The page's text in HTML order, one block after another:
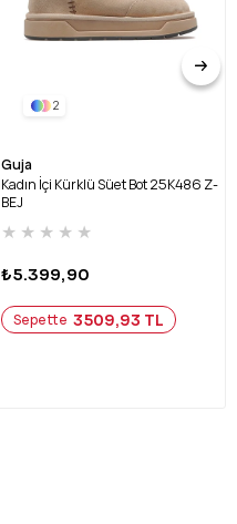
2
Guja
Kadın İçi Kürklü Süet Bot 25K486 Z-
BEJ
★ ★ ★ ★ ★
₺5.399,90
Sepette 3509,93 TL